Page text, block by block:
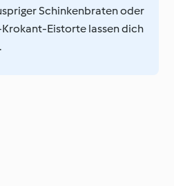
Schinkenbraten oder
Eistorte lassen dich